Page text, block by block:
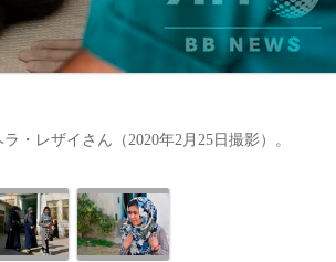
・レザイさん（2020年2月25日撮影）。